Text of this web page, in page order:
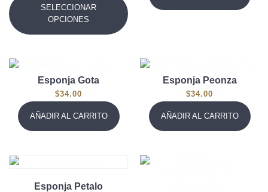
SELECCIONAR
OPCIONES
Esponja Gota
$34.00
AÑADIR AL CARRITO
Esponja Peonza
$34.00
AÑADIR AL CARRITO
Esponja Petalo